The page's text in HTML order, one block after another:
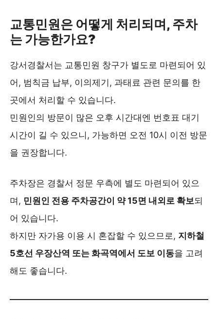
교통민원은 어떻게 처리되며, 주차
는 가능한가요?
강서경찰서는 교통민원 창구가 별도로 마련되어 있
어, 범칙금 납부, 이의제기, 과태료 관련 문의를 한
곳에서 처리할 수 있습니다.
민원인의 방문이 많은 오후 시간대엔 번호표 대기
시간이 길 수 있으니, 가능하면 오전 10시 이전 방문
을 권장합니다.
주차장은 경찰서 정문 우측에 별도 마련되어 있으
며, 민원인 전용 주차공간이 약 15면 내외로 확보되
어 있습니다.
하지만 자가용 이용 시 혼잡할 수 있으므로, 지하철
5호선 우장산역 또는 화곡역에서 도보 이동을 고려
해도 좋습니다.